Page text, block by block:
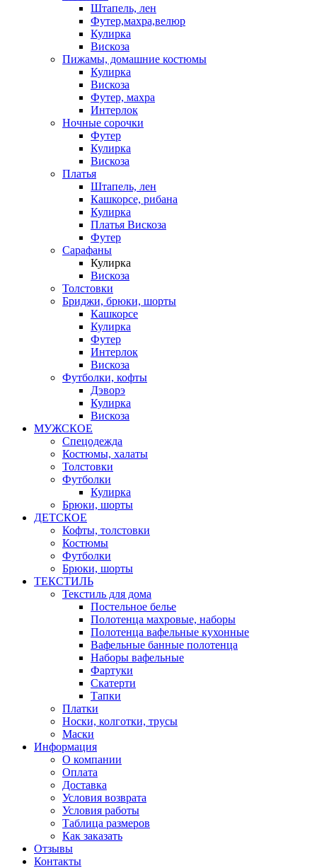
Штапель, лен
Футер,махра,велюр
Кулирка
Вискоза
Пижамы, домашние костюмы
Кулирка
Вискоза
Футер, махра
Интерлок
Ночные сорочки
Футер
Кулирка
Вискоза
Платья
Штапель, лен
Кашкорсе, рибана
Кулирка
Платья Вискоза
Футер
Сарафаны
Кулирка
Вискоза
Толстовки
Бриджи, брюки, шорты
Кашкорсе
Кулирка
Футер
Интерлок
Вискоза
Футболки, кофты
Дэворэ
Кулирка
Вискоза
МУЖСКОЕ
Спецодежда
Костюмы, халаты
Толстовки
Футболки
Кулирка
Брюки, шорты
ДЕТСКОЕ
Кофты, толстовки
Костюмы
Футболки
Брюки, шорты
ТЕКСТИЛЬ
Текстиль для дома
Постельное белье
Полотенца махровые, наборы
Полотенца вафельные кухонные
Вафельные банные полотенца
Наборы вафельные
Фартуки
Скатерти
Тапки
Платки
Носки, колготки, трусы
Маски
Информация
О компании
Оплата
Доставка
Условия возврата
Условия работы
Таблица размеров
Как заказать
Отзывы
Контакты